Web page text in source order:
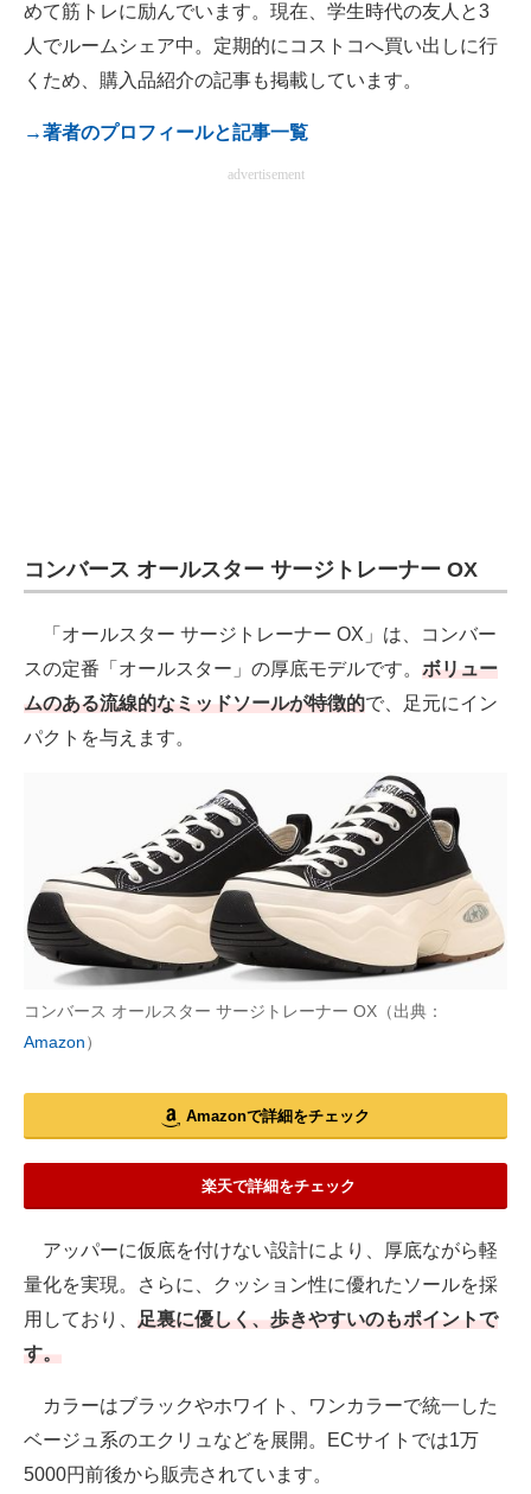
ちょっと気になるネットの話題
めて筋トレに励んでいます。現在、学生時代の友人と3
人でルームシェア中。定期的にコストコへ買い出しに行
くため、購入品紹介の記事も掲載しています。
→著者のプロフィールと記事一覧
advertisement
コンバース オールスター サージトレーナー OX
「オールスター サージトレーナー OX」は、コンバー
スの定番「オールスター」の厚底モデルです。 ボリュー
ムのある流線的なミッドソールが特徴的で、足元にイン
パクトを与えます。
コンバース オールスター サージトレーナー OX（出典：
Amazon）
Amazonで詳細をチェック
楽天で詳細をチェック
アッパーに仮底を付けない設計により、厚底ながら軽
量化を実現。さらに、クッション性に優れたソールを採
用しており、 足裏に優しく、歩きやすいのもポイントで
す。
カラーはブラックやホワイト、ワンカラーで統一した
ベージュ系のエクリュなどを展開。ECサイトでは1万
5000円前後から販売されています。